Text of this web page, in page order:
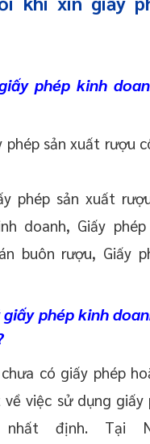
phép kinh
phép sản xuất rượu
phép sản xuất
doanh, Giấy
buôn rượu, Giấy
phép kinh
có giấy phép
việc sử dụng giấy
định. Tại